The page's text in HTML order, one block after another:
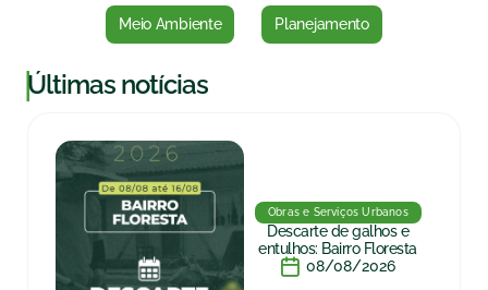
Meio Ambiente Planejamento
|Últimas notícias
Obras e Serviços Urbanos
Descarte de galhos e
entulhos: Bairro Floresta
08/08/2026